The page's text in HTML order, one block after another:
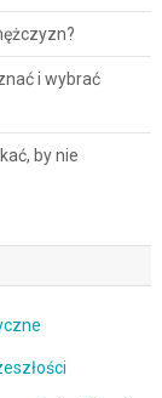
i wybrać
by nie